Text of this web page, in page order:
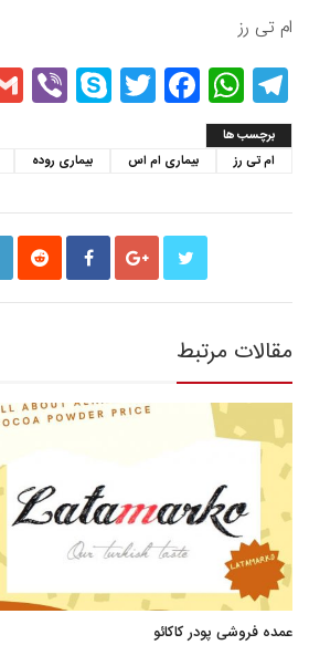
ام تی رز
Telegram
WhatsApp
Facebook
Twitter
برچسب ها
ام تی رز
بیماری ام اس بیماری روده
مقالات مرتبط
عمده فروشی پودر کاکائو